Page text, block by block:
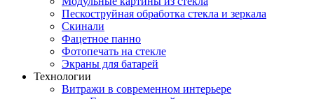
Пескоструйная обработка стекла и зеркала
Скинали
Фацетное панно
Фотопечать на стекле
Экраны для батарей
Технологии
Витражи в современном интерьере